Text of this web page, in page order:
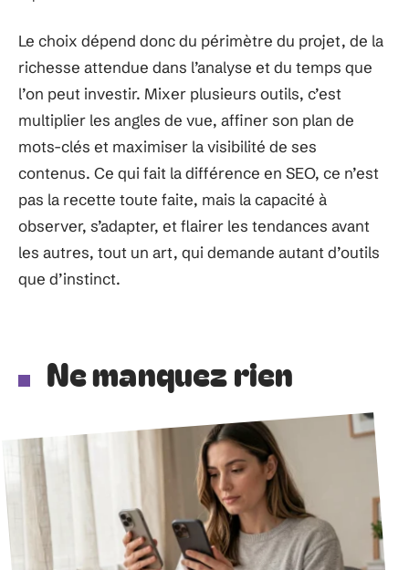
Le choix dépend donc du périmètre du projet, de la
richesse attendue dans l’analyse et du temps que
l’on peut investir. Mixer plusieurs outils, c’est
multiplier les angles de vue, affiner son plan de
mots-clés et maximiser la visibilité de ses
contenus. Ce qui fait la différence en SEO, ce n’est
pas la recette toute faite, mais la capacité à
observer, s’adapter, et flairer les tendances avant
les autres, tout un art, qui demande autant d’outils
que d’instinct.
Ne manquez rien